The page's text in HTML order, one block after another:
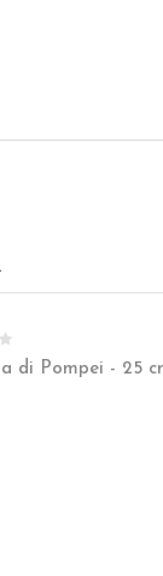
di Pompei - 25